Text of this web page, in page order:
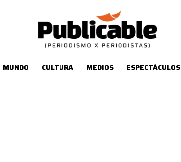
MUNDO CULTURA MEDIOS ESPECTÁCULOS